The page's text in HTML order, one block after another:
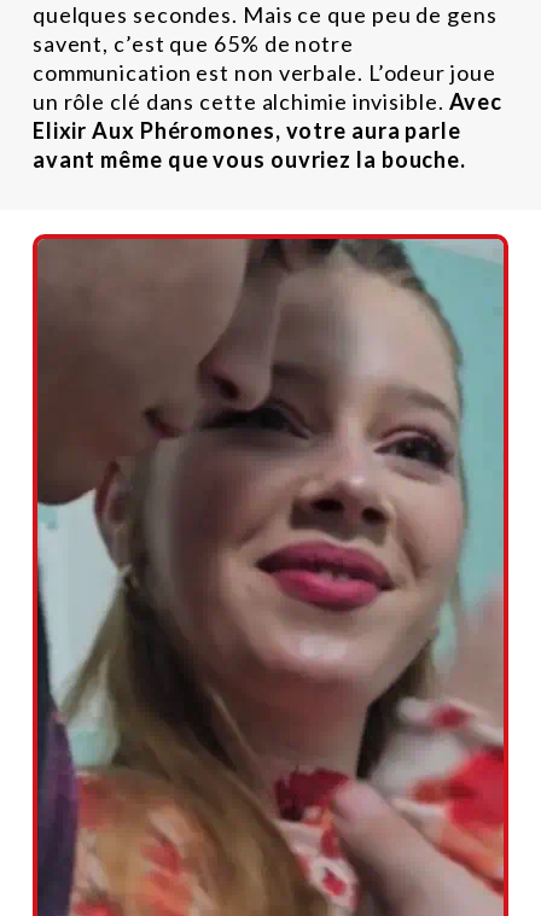
quelques secondes. Mais ce que peu de gens
savent, c’est que 65% de notre
communication est non verbale. L’odeur joue
un rôle clé dans cette alchimie invisible. Avec
Elixir Aux Phéromones, votre aura parle
avant même que vous ouvriez la bouche.